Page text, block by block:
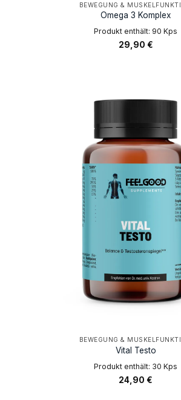
BEWEGUNG &
Omega 3 Komplex
Produkt enthält: 90 Kps
29,90 €
BEWEGUNG &
Vital Testo
Produkt enthält: 30 Kps
24,90 €